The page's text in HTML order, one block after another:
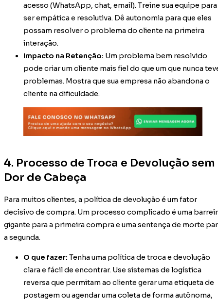
acesso (WhatsApp, chat, email). Treine sua equipe para
ser empática e resolutiva. Dê autonomia para que eles
possam resolver o problema do cliente na primeira
interação.
Impacto na Retenção: Um problema bem resolvido
pode criar um cliente mais fiel do que um que nunca
problemas. Mostra que sua empresa não abandona o
cliente na dificuldade.
4. Processo de Troca e Devolução sem
Dor de Cabeça
Para muitos clientes, a política de devolução é um fator
decisivo de compra. Um processo complicado é uma
gigante para a primeira compra e uma sentença de morte
a segunda.
O que fazer: Tenha uma política de troca e devolução
clara e fácil de encontrar. Use sistemas de logística
reversa que permitam ao cliente gerar uma etiqueta de
postagem ou agendar uma coleta de forma autônoma,